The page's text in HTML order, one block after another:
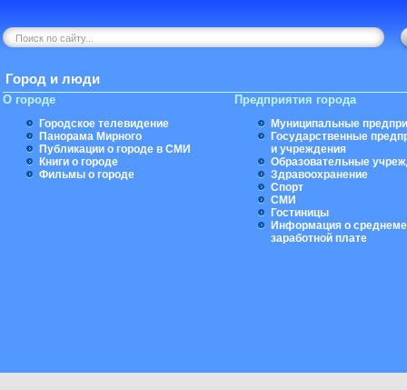
Город и люди
О городе
Городское телевидение
Панорама Мирного
Публикации о городе в СМИ
Книги о городе
Фильмы о городе
Предприятия города
Муниципальные
Государственные
и учреждения
Образовательные
Здравоохранение
Спорт
СМИ
Гостиницы
Информация о
заработной плате